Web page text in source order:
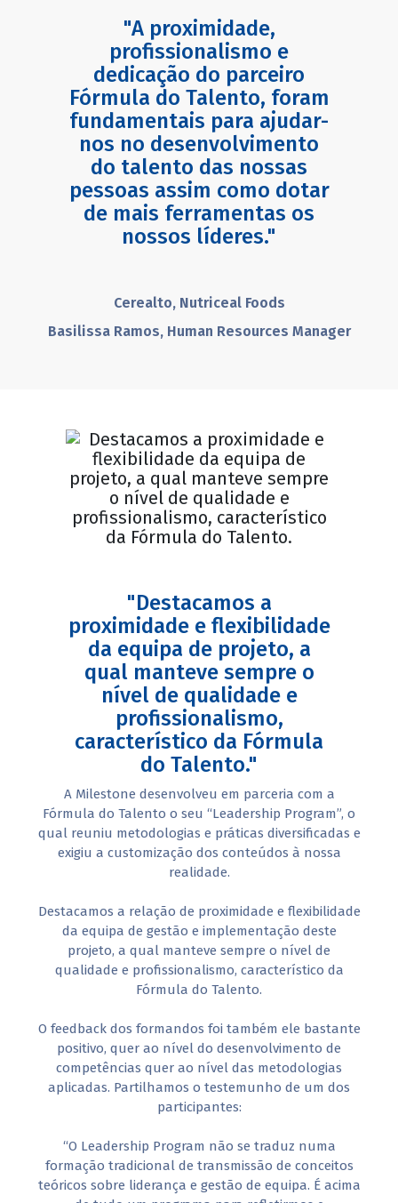
"A proximidade,
profissionalismo e
dedicação do parceiro
Fórmula do Talento, foram
fundamentais para ajudar-
nos no desenvolvimento
do talento das nossas
pessoas assim como dotar
de mais ferramentas os
nossos líderes."
Cerealto, Nutriceal Foods
Basilissa Ramos, Human Resources Manager
"Destacamos a
proximidade e flexibilidade
da equipa de projeto, a
qual manteve sempre o
nível de qualidade e
profissionalismo,
característico da Fórmula
do Talento."
A Milestone desenvolveu em parceria com a
Fórmula do Talento o seu “Leadership Program”, o
qual reuniu metodologias e práticas diversificadas e
exigiu a customização dos conteúdos à nossa
realidade.
Destacamos a relação de proximidade e flexibilidade
da equipa de gestão e implementação deste
projeto, a qual manteve sempre o nível de
qualidade e profissionalismo, característico da
Fórmula do Talento.
O feedback dos formandos foi também ele bastante
positivo, quer ao nível do desenvolvimento de
competências quer ao nível das metodologias
aplicadas. Partilhamos o testemunho de um dos
participantes:
“O Leadership Program não se traduz numa
formação tradicional de transmissão de conceitos
teóricos sobre liderança e gestão de equipa. É acima